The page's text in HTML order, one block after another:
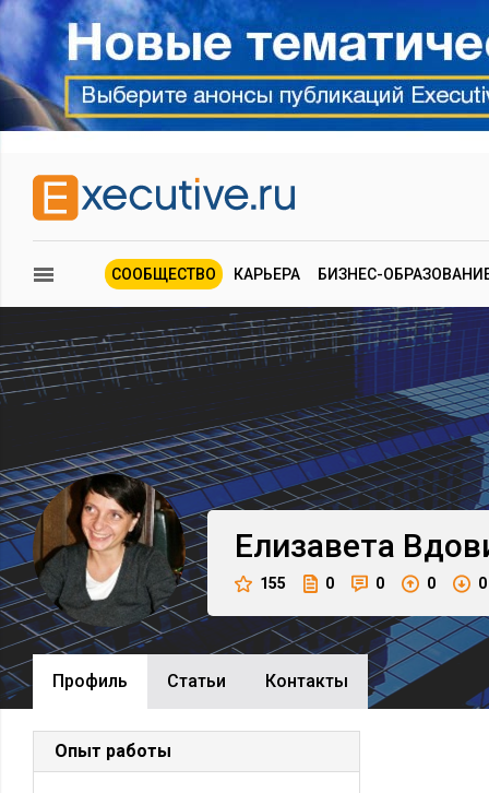
СООБЩЕСТВО КАРЬЕРА БИЗНЕС-
Елизавета
155 0 0 0 0
Профиль Cтатьи Контакты
Опыт работы